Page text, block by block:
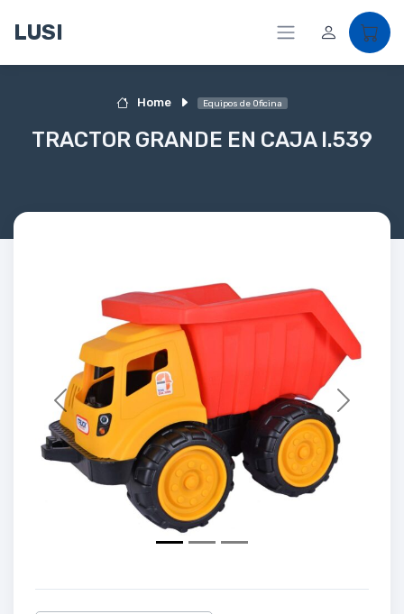
LUSI
Home Equipos de Oficina
TRACTOR GRANDE EN CAJA I.539
Previous Next